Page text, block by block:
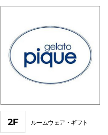
2F ルームウェア・ギフト